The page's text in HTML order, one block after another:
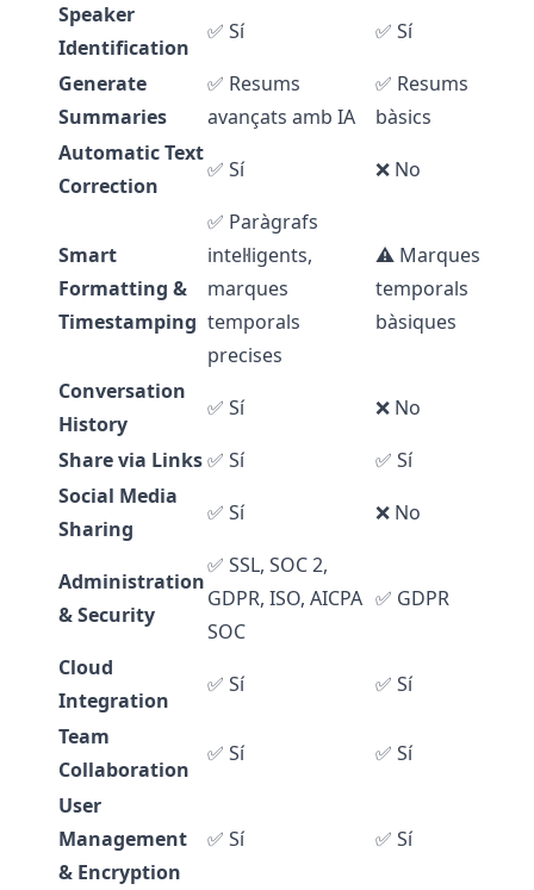
Speaker
Identification
✅ Sí
✅ Sí
Generate
Summaries
✅ Resums
avançats amb IA
✅ Resums
bàsics
Automatic Text
Correction
✅ Sí ❌ No
Smart
Formatting &
Timestamping
✅ Paràgrafs
intel·ligents,
marques
temporals
precises
⚠️ Marques
temporals
bàsiques
Conversation
History
✅ Sí
❌ No
Share via Links✅ Sí
✅ Sí
Social Media
Sharing
✅ Sí ❌ No
Administration
& Security
✅ SSL, SOC 2,
GDPR, ISO, AICPA
SOC
✅ GDPR
Cloud
Integration
✅ Sí
✅ Sí
Team
Collaboration
✅ Sí
✅ Sí
User
Management
& Encryption
✅ Sí ✅ Sí